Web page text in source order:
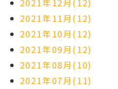
2021年12月(12)
2021年11月(12)
2021年10月(12)
2021年09月(12)
2021年08月(10)
2021年07月(11)